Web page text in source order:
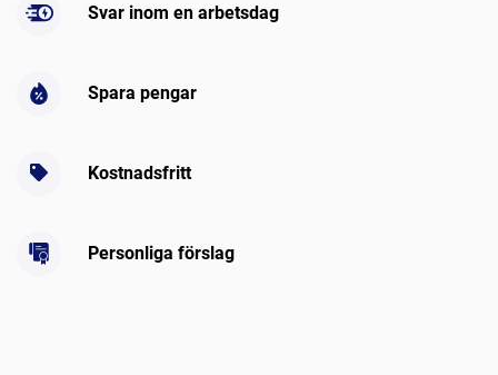
Svar inom en arbetsdag
Spara pengar
Kostnadsfritt
Personliga förslag